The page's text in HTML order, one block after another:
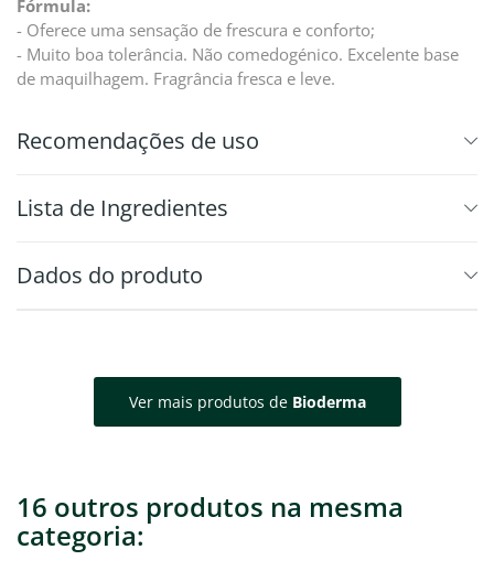
Fórmula:
- Oferece uma sensação de frescura e conforto;
- Muito boa tolerância. Não comedogénico. Excelente base
de maquilhagem. Fragrância fresca e leve.
Recomendações de uso
⁠Lista de Ingredientes
Dados do produto
Ver mais produtos de Bioderma
16 outros produtos na mesma
categoria: